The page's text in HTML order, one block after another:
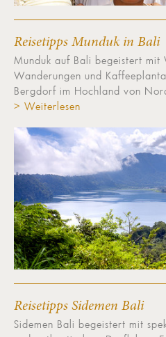
Reisetipps Munduk in Bali
Munduk auf Bali begeistert mit
Wanderungen und
Bergdorf im Hochland von
> Weiterlesen
Reisetipps Sidemen Bali
Sidemen Bali begeistert mit